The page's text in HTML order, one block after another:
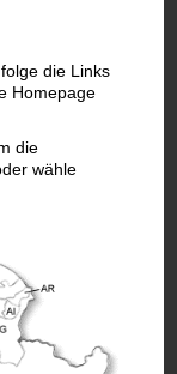
die Links
Homepage
die
wähle